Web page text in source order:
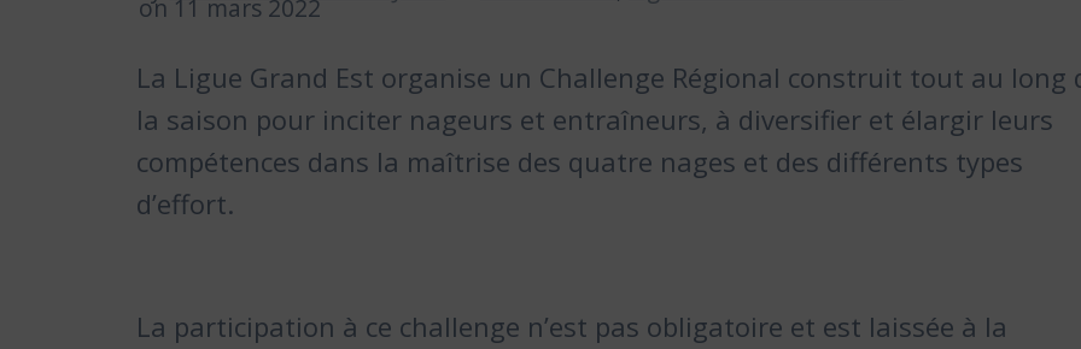
on 11 mars 2022
La Ligue Grand Est organise un Challenge Régional construit tout au long
la saison pour inciter nageurs et entraîneurs, à diversifier et élargir leurs
compétences dans la maîtrise des quatre nages et des différents types
d’effort.
La participation à ce challenge n’est pas obligatoire et est laissée à la